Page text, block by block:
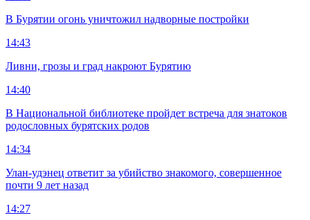
В Бурятии огонь уничтожил надворные постройки
14:43
Ливни, грозы и град накроют Бурятию
14:40
В Национальной библиотеке пройдет встреча для знатоков
родословных бурятских родов
14:34
Улан-удэнец ответит за убийство знакомого, совершенное
почти 9 лет назад
14:27